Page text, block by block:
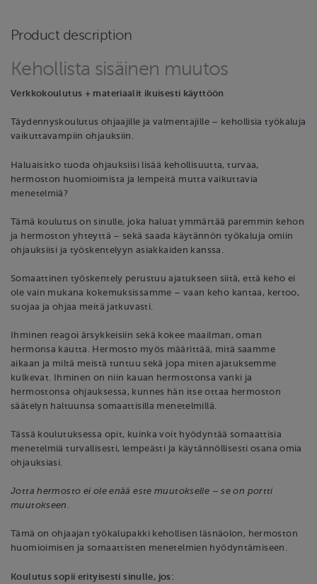
Product description
Kehollista sisäinen muutos
Verkkokoulutus + materiaalit ikuisesti käyttöön
Täydennyskoulutus ohjaajille ja valmentajille – kehollisia työkaluja
vaikuttavampiin ohjauksiin.
Haluaisitko tuoda ohjauksiisi lisää kehollisuutta, turvaa,
hermoston huomioimista ja lempeitä mutta vaikuttavia
menetelmiä?
Tämä koulutus on sinulle, joka haluat ymmärtää paremmin kehon
ja hermoston yhteyttä – sekä saada käytännön työkaluja omiin
ohjauksiisi ja työskentelyyn asiakkaiden kanssa.
Somaattinen työskentely perustuu ajatukseen siitä, että keho ei
ole vain mukana kokemuksissamme – vaan keho kantaa, kertoo,
suojaa ja ohjaa meitä jatkuvasti.
Ihminen reagoi ärsykkeisiin sekä kokee maailman, oman
hermonsa kautta. Hermosto myös määrittää, mitä saamme
aikaan ja miltä meistä tuntuu sekä jopa miten ajatuksemme
kulkevat. Ihminen on niin kauan hermostonsa vanki ja
hermostonsa ohjauksessa, kunnes hän itse ottaa hermoston
säätelyn haltuunsa somaattisilla menetelmillä.
Tässä koulutuksessa opit, kuinka voit hyödyntää somaattisia
menetelmiä turvallisesti, lempeästi ja käytännöllisesti osana omia
ohjauksiasi.
Jotta hermosto ei ole enää este muutokselle – se on portti
muutokseen.
Tämä on ohjaajan työkalupakki kehollisen läsnäolon, hermoston
huomioimisen ja somaattisten menetelmien hyödyntämiseen.
Koulutus sopii erityisesti sinulle, jos: